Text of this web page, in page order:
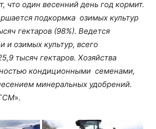
что один весенний день год кормит.
подкормка озимых культур
гектаров (98%). Ведется
и озимых культур, всего
тысяч гектаров. Хозяйства
кондиционными семенами,
минеральных удобрений.
».